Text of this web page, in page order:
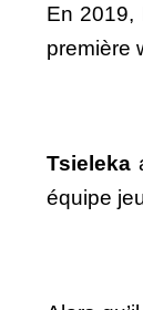
En 2019,
première
Tsieleka
équipe